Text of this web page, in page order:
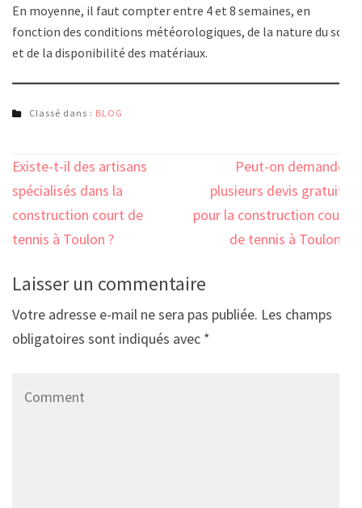
En moyenne, il faut compter entre 4 et 8 semaines, en
fonction des conditions météorologiques, de la nature du sol
et de la disponibilité des matériaux.
Classé dans : BLOG
Navigation
de
l’article
Existe-t-il des artisans
spécialisés dans la
construction court de
tennis à Toulon ?
Peut-on demander
plusieurs devis gratuits
pour la construction court
de tennis à Toulon ?
Laisser un commentaire
Votre adresse e-mail ne sera pas publiée. Les champs
obligatoires sont indiqués avec *